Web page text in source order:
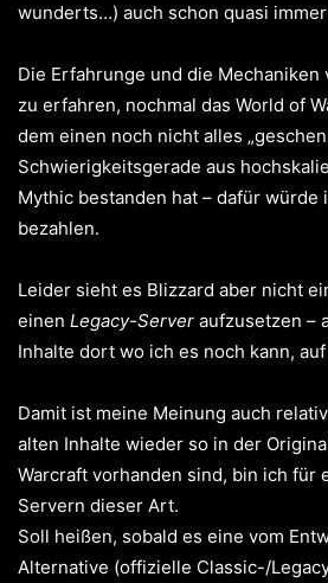
wunderts…) auch schon quasi
Die Erfahrunge und die Mechaniken
zu erfahren, nochmal das World of
dem einen noch nicht alles
Schwierigkeitsgerade aus
Mythic bestanden hat – dafür würde
bezahlen.
Leider sieht es Blizzard aber nicht
einen Legacy-Server aufzusetzen –
Inhalte dort wo ich es noch kann,
Damit ist meine Meinung auch
alten Inhalte wieder so in der
Warcraft vorhanden sind, bin ich für
Servern dieser Art.
Soll heißen, sobald es eine vom
Alternative (offizielle Classic-/